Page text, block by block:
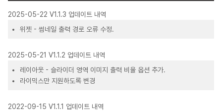
2025-05-22 V1.1.3 업데이트 내역
위젯 - 썸네일 출력 경로 오류 수정.
2025-05-21 V1.1.2 업데이트 내역
레이아웃 - 슬라이더 영역 이미지 출력 비율 옵션 추가.
라이믹스만 지원하도록 변경
2022-09-15 V1.1.1 업데이트 내역